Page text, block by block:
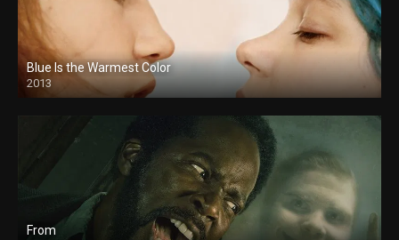
Blue Is the Warmest Color
2013
From